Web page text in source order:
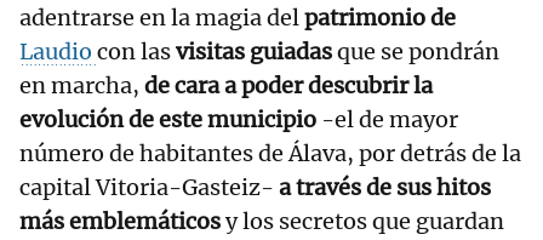
adentrarse en la magia delpatrimonio de
Laudio con lasvisitas guiadasque se pondrán
en marcha, de cara a poder descubrir la
evolución de este municipio -el de mayor
número de habitantes de Álava, por detrás de la
capital Vitoria-Gasteiz- a través de sus hitos
más emblemáticosy los secretos que guardan